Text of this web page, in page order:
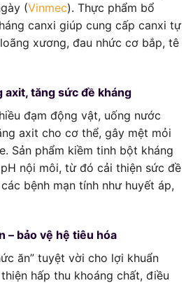
(Vinmec). Thực phẩm bổ
canxi giúp cung cấp canxi tự
xương, đau nhức cơ bắp, tê
axit, tăng sức đề kháng
đạm động vật, uống nước
axit cho cơ thể, gây mệt mỏi
Sản phẩm kiềm tinh bột kháng
nội môi, từ đó cải thiện sức đề
bệnh mạn tính như huyết áp,
– bảo vệ hệ tiêu hóa
ăn” tuyệt vời cho lợi khuẩn
hấp thu khoáng chất, điều